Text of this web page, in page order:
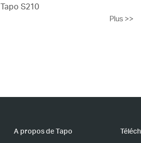
Tapo S210
Plus >>
A propos de Tapo